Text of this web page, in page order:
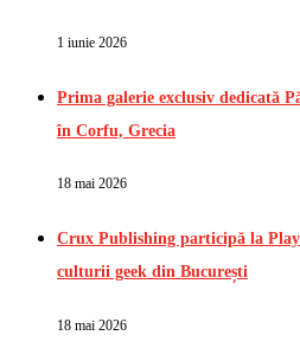
1 iunie 2026
Prima galerie exclusiv dedicată
în Corfu, Grecia
18 mai 2026
Crux Publishing participă la
culturii geek din București
18 mai 2026